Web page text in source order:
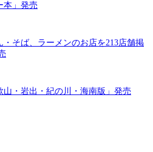
本」発売
そば、ラーメンのお店を213店舗掲
山・岩出・紀の川・海南版」発売